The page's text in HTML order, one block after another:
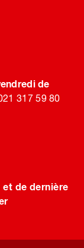
de
317 59 80
de dernière